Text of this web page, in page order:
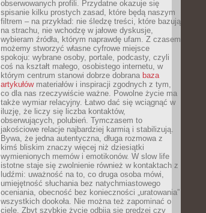
obserwowanych profili. Przydatne okazuje się
spisanie kilku prostych zasad, które będą naszym
filtrem – na przykład: nie śledzę treści, które bazują
na strachu, nie wchodzę w jałowe dyskusje,
wybieram źródła, którym naprawdę ufam. Z czasem
możemy stworzyć własne cyfrowe miejsce
spokoju: wybrane osoby, portale, podcasty, czyli
coś na kształt małego, osobistego internetu, w
którym centrum stanowi dobrze dobrana baza
artykułówmateriałów i inspiracji zgodnych z tym,
co dla nas rzeczywiście ważne. Powolne życie ma
także wymiar relacyjny. Łatwo dać się wciągnąć w
iluzję, że liczy się liczba kontaktów,
obserwujących, polubień. Tymczasem to
jakościowe relacje najbardziej karmią i stabilizują.
Bywa, że jedna autentyczna, długa rozmowa z
kimś bliskim znaczy więcej niż dziesiątki
wymienionych memów i emotikonów. W slow life
istotne staje się zwolnienie również w kontaktach z
ludźmi: uważność na to, co druga osoba mówi,
umiejętność słuchania bez natychmiastowego
oceniania, obecność bez konieczności „uratowania”
wszystkich dookoła. Nie można też zapominać o
ciele. Zbyt szybkie życie odbija się prędzej czy